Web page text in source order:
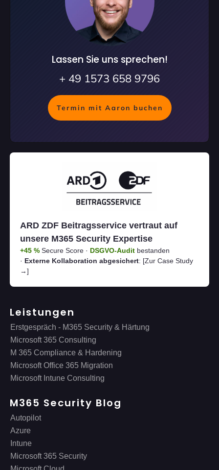
Lassen Sie uns sprechen!
+ 49 1573 658 9796
Termin mit Aaron buchen
ARD ZDF Beitragsservice vertraut auf
unsere M365 Security Expertise
+45 % Secure Score · DSGVO-Audit bestanden
· Externe Kollaboration abgesichert: [Zur Case Study
→]
Leistungen
Erstgespräch - M365 Security & Härtung
Microsoft 365 Consulting
M 365 Compliance & Hardening
Microsoft Office 365 Migration
Microsoft Intune Consulting
M365 Security Blog
Autopilot
Azure
Intune
Microsoft 365 Security